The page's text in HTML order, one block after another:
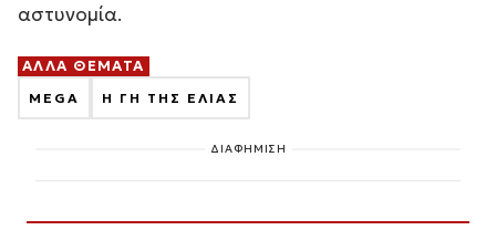
αστυνομία.
ΑΛΛΑ ΘΕΜΑΤΑ
MEGA Η ΓΗ ΤΗΣ ΕΛΙΑΣ
ΔΙΑΦΗΜΙΣΗ